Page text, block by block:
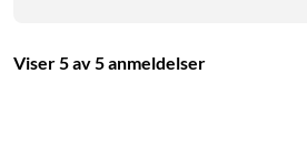
Viser 5 av 5 anmeldelser